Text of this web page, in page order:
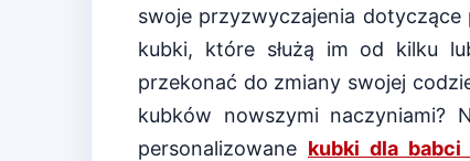
swoje przyzwyczajenia
kubki, które służą im od kilku
przekonać do zmiany swojej
kubków nowszymi naczyniami?
personalizowane kubki dla babci